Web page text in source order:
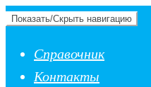
Показать/Скрыть навигацию
Справочник
Контакты